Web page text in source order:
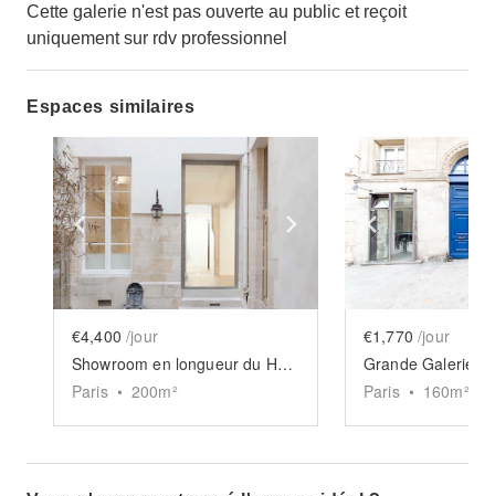
Cette galerie n'est pas ouverte au public et reçoit
uniquement sur rdv professionnel
Espaces similaires
Show previous slide Show next slide
€4,400 /jour
Showroom en longueur du Haut-Marais
Paris • 200m²
Show
€1,770 /jour
Paris • 160m²